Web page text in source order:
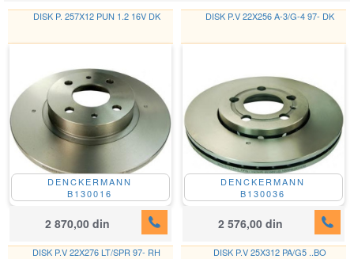
DISK P. 257X12 PUN 1.2 16V DK
DENCKERMANN
B130016
2 870,00 din
DISK P.V 22X256 A-3/G-4 97- DK
DENCKERMANN
B130036
2 576,00 din
DISK P.V 22X276 LT/SPR 97- RH DISK P.V 25X312 PA/G5 ..BO